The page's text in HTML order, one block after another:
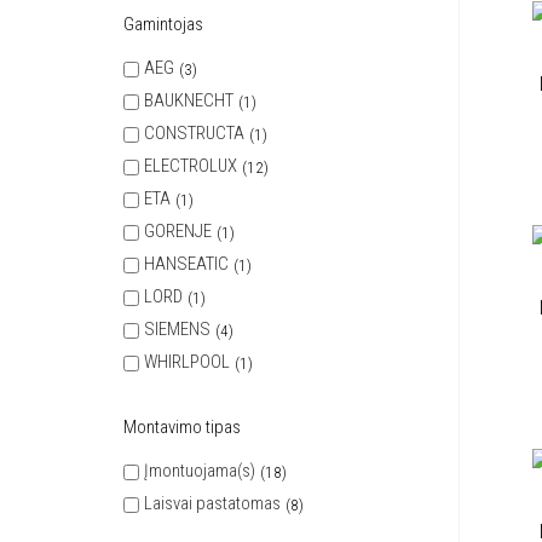
Gamintojas
AEG
3
BAUKNECHT 1
CONSTRUCTA 1
ELECTROLUX 12
ETA 1
GORENJE 1
HANSEATIC 1
LORD 1
SIEMENS 4
WHIRLPOOL 1
Montavimo tipas
Įmontuojama(s)
18
Laisvai pastatomas 8